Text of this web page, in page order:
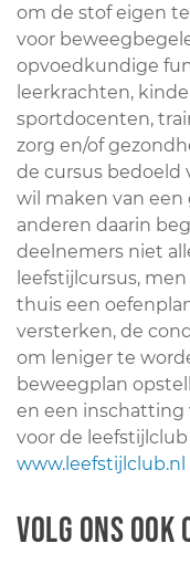
om de stof eigen
voor
opvoedkundige
leerkrachten,
sportdocenten,
zorg en/of
de cursus bedoeld
wil maken van een
anderen daarin
deelnemers niet
leefstijlcursus,
thuis een
versterken, de
om leniger te
beweegplan
en een inschatting
voor de
www.leefstijlclub.nl
Volg ons ook